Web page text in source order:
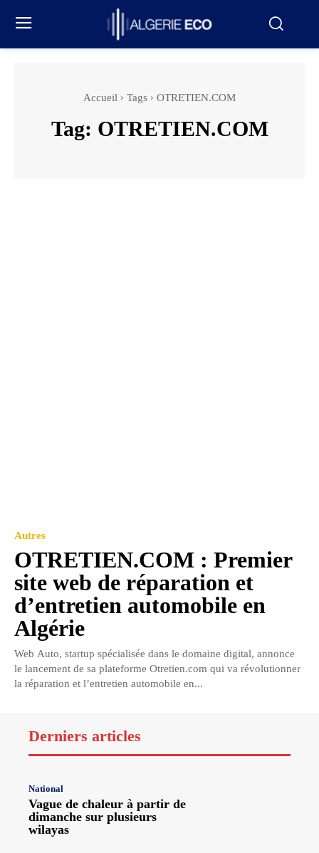
Accueil Tags OTRETIEN.COM
Tag: OTRETIEN.COM
Autres
OTRETIEN.COM : Premier
site web de réparation et
d’entretien automobile en
Algérie
Web Auto, startup spécialisée dans le domaine digital, annonce
le lancement de sa plateforme Otretien.com qui va révolutionner
la réparation et l’entretien automobile en...
Derniers articles
National
Vague de chaleur à partir de
dimanche sur plusieurs
wilayas